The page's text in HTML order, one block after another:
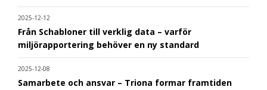
2025-12-12
Från Schabloner till verklig data – varför
miljörapportering behöver en ny standard
2025-12-08
Samarbete och ansvar – Triona formar framtiden